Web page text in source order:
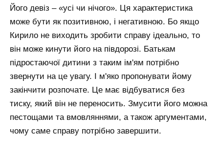
Його девіз – «усі чи нічого». Ця характеристика
може бути як позитивною, і негативною. Бо якщо
Кирило не виходить зробити справу ідеально, то
він може кинути його на півдорозі. Батькам
підростаючої дитини з таким ім'ям потрібно
звернути на це увагу. І м'яко пропонувати йому
закінчити розпочате. Це має відбуватися без
тиску, який він не переносить. Змусити його можна
пестощами та вмовляннями, а також аргументами,
чому саме справу потрібно завершити.